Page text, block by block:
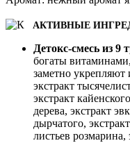
АКТИВНЫЕ
Детокс-смесь из 9
богаты
заметно
экстракт
экстракт
дерева, экстракт
дырчатого,
листьев розмарина,